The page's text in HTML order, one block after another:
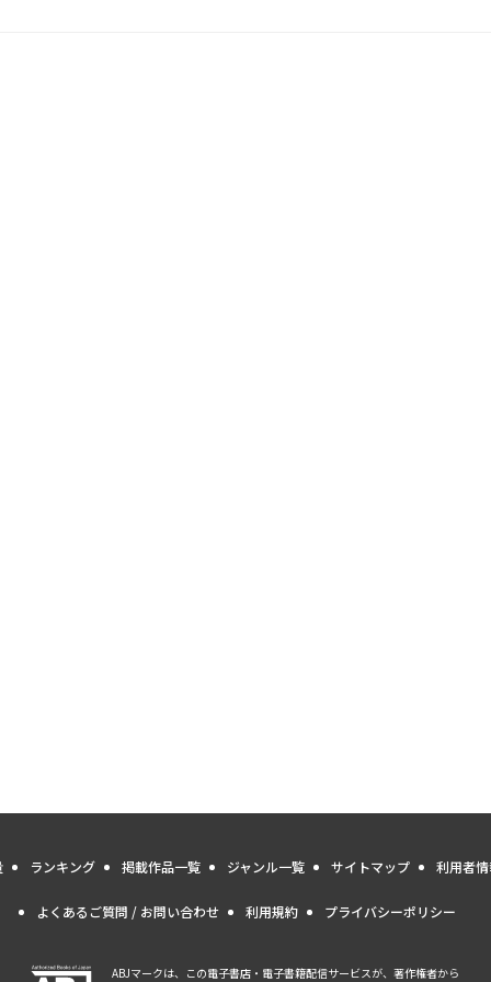
ランキング 掲載作品一覧 ジャンル一覧 サイトマップ 利用者
よくあるご質問 / お問い合わせ 利用規約 プライバシーポリシー
ABJマークは、この電子書店・電子書籍配信サービスが、著作権者から